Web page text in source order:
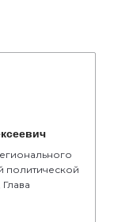
политической